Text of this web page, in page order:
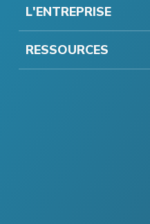
L'ENTREPRISE
RESSOURCES